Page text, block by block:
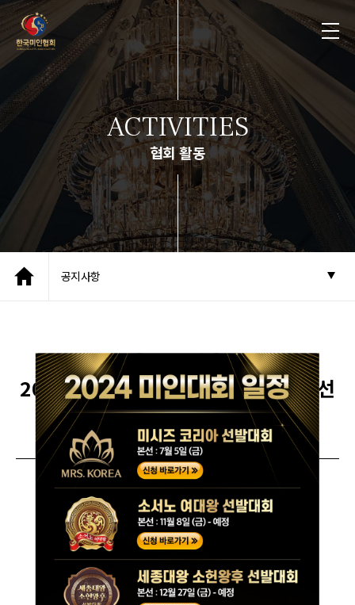
ACTIVITIES
협회 활동
공지사항
[공지사항]
2020 소서노 여대왕 선발대회 2차 예선
면접 합격자발표
2020-09-25
경쟁률
키즈 부문 4.1 : 1 시니어 부문 3 : 1
미시즈 부문 4.1 : 1 미스 부문 3.5 : 1